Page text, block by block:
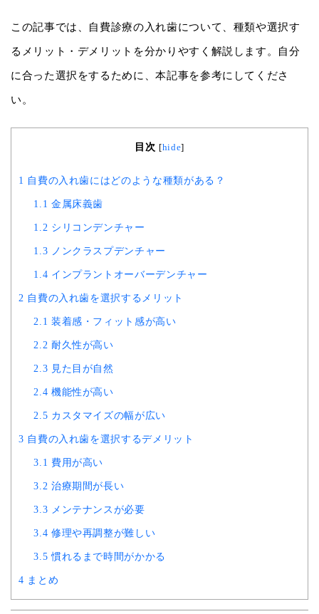
この記事では、自費診療の入れ歯について、種類や選択す
るメリット・デメリットを分かりやすく解説します。自分
に合った選択をするために、本記事を参考にしてくださ
い。
目次 [hide]
1 自費の入れ歯にはどのような種類がある？
1.1 金属床義歯
1.2 シリコンデンチャー
1.3 ノンクラスプデンチャー
1.4 インプラントオーバーデンチャー
2 自費の入れ歯を選択するメリット
2.1 装着感・フィット感が高い
2.2 耐久性が高い
2.3 見た目が自然
2.4 機能性が高い
2.5 カスタマイズの幅が広い
3 自費の入れ歯を選択するデメリット
3.1 費用が高い
3.2 治療期間が長い
3.3 メンテナンスが必要
3.4 修理や再調整が難しい
3.5 慣れるまで時間がかかる
4 まとめ